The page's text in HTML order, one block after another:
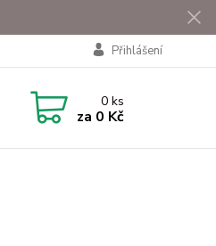
Přihlášení
0ks
za 0 Kč